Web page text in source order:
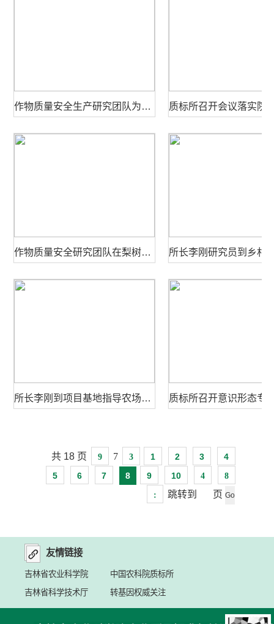
作物质量安全生产研究团队为应对涝灾发生建言献策
作物质量安全研究团队在梨树示范县举办苗期深松作业现场观摩会
所长李刚到项目基地指导农场开展保护性耕作田间管理作业
共 18 页 9 7 3 1 2 3
4
5
6 7 8 9 10 4 8
: 跳转到 页
友情链接
吉林省农业科学院
中国农科院质标所
吉林省科学技术厅
转基因权威关注